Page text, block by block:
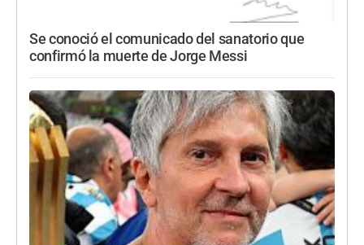
Se conoció el comunicado del sanatorio que
confirmó la muerte de Jorge Messi